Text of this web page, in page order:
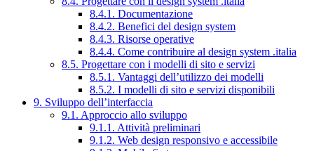
8.4.1. Documentazione
8.4.2. Benefici del design system
8.4.3. Risorse operative
8.4.4. Come contribuire al design system .italia
8.5. Progettare con i modelli di sito e servizi
8.5.1. Vantaggi dell’utilizzo dei modelli
8.5.2. I modelli di sito e servizi disponibili
9. Sviluppo dell’interfaccia
9.1. Approccio allo sviluppo
9.1.1. Attività preliminari
9.1.2. Web design responsivo e accessibile